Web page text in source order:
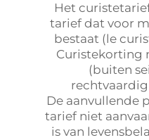
Het
tarief dat voor
bestaat (le
Curistekorting
(buiten
De aanvullende
tarief niet
is van